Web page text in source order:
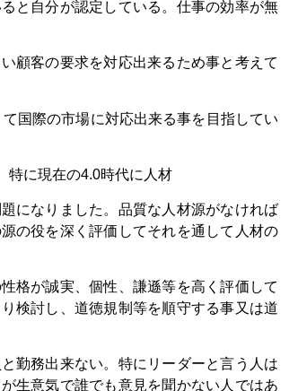
と自分が認定している。仕事の効率が無
顧客の要求を対応出来るため事と考えて
国際の市場に対応出来る事を目指してい
特に現在の4.0時代に人材
になりました。品質な人材源がなければ
の役を深く評価してそれを通して人材の
格が誠実、個性、謙遜等を高く評価して
検討し、道徳規制等を順守する事又は道
勤務出来ない。特にリーダーと言う人は
生意気で誰でも意見を聞かない人ではあ